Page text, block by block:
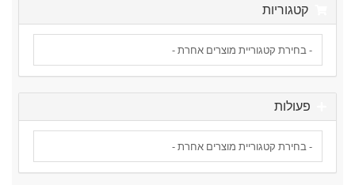
קטגוריות
פעולות